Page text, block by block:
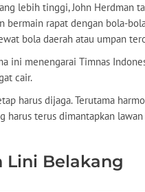
lebih tinggi, John Herdman
bermain rapat dengan bola-
bola daerah atau umpan
ini menengarai Timnas
cair.
harus dijaga. Terutama
harus terus dimantapkan
Lini Belakang